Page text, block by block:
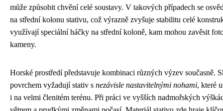
může způsobit chvění celé soustavy. V takových případech se
na střední kolonu stativu, což výrazně zvyšuje stabilitu celé
využívají speciální háčky na střední koloně, kam mohou zavěsit
kameny.
Horské prostředí představuje kombinaci různých výzev současně.
povrchem vyžadují stativ s nezávisle nastavitelnými nohami, které
i na velmi členitém terénu. Při práci ve vyšších nadmořských